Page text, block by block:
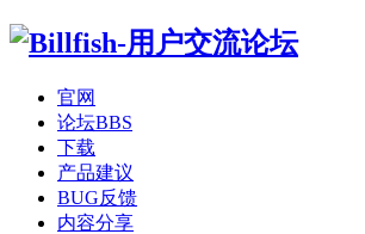
官网
论坛BBS
下载
产品建议
BUG反馈
内容分享